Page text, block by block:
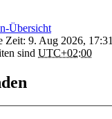
Übersicht
Zeit: 9. Aug 2026, 17:31
sind UTC+02:00